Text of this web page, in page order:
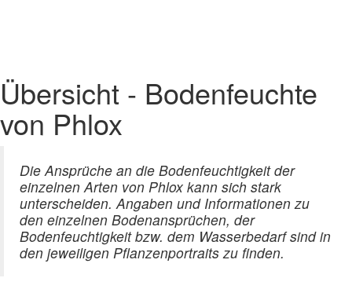
Übersicht - Bodenfeuchte
von Phlox
Die Ansprüche an die Bodenfeuchtigkeit der
einzelnen Arten von Phlox kann sich stark
unterscheiden. Angaben und Informationen zu
den einzelnen Bodenansprüchen, der
Bodenfeuchtigkeit bzw. dem Wasserbedarf sind in
den jeweiligen Pflanzenportraits zu finden.